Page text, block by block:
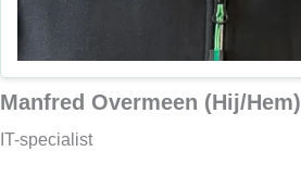
Manfred Overmeen (Hij/Hem)
IT-specialist